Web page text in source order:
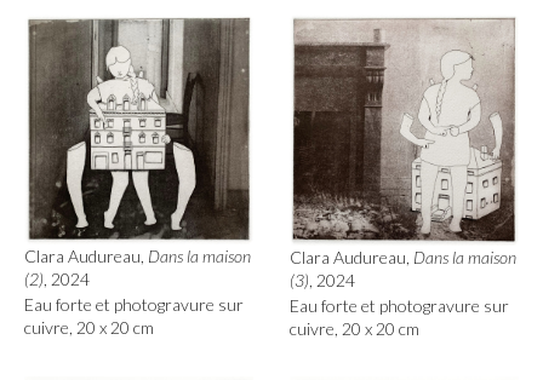
Clara Audureau, Dans la maison
(2), 2024
Eau forte et photogravure sur
cuivre, 20 x 20 cm
Clara Audureau, Dans la maison
(3) , 2024
Eau forte et photogravure sur
cuivre, 20 x 20 cm